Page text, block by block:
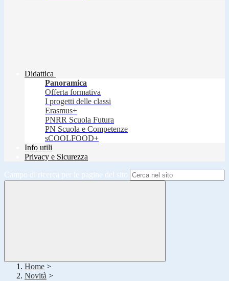
Didattica
Panoramica
Offerta formativa
I progetti delle classi
Erasmus+
PNRR Scuola Futura
PN Scuola e Competenze
sCOOLFOOD+
Info utili
Privacy e Sicurezza
Campo di ricerca per le pagine del sito
Home >
Novità >